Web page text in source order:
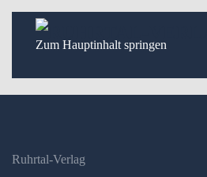
Zum Hauptinhalt springen
Ruhrtal-Verlag